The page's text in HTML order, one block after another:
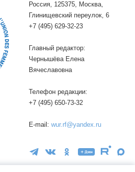
Россия, 125375, Москва,
Глинищевский переулок, 6
+7 (495) 629-32-23
Главный редактор:
Чернышёва Елена
Вячеславовна
Телефон редакции:
+7 (495) 650-73-32
E-mail: wur.rf@yandex.ru